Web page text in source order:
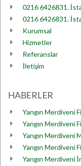
0216 6426831.
0216 6426831.
Kurumsal
Hizmetler
Referanslar
İletişim
HABERLER
Yangın Merdiveni
Yangın Merdiveni
Yangın Merdiveni
Yangın Merdiveni
Yangın Merdiveni